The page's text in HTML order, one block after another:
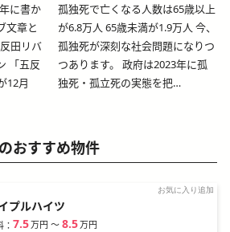
に書か
文章と
田リバ
「五反
12月
孤独死で亡くなる人数は65歳以上
が6.8万人 65歳未満が1.9万人 今、
孤独死が深刻な社会問題になりつ
つあります。 政府は2023年に孤
独死・孤立死の実態を把…
おすすめ物件
お気に入り追加
プルハイツ
：7.5万円〜 8.5万円